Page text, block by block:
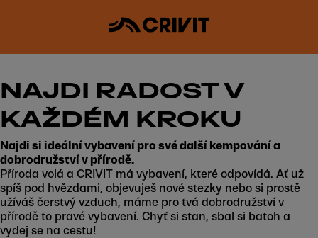
NAJDI RADOST V
KAŽDÉM KROKU
Najdi si ideální vybavení pro své další kempování a
dobrodružství v přírodě.
Příroda volá a CRIVIT má vybavení, které odpovídá. Ať už
spíš pod hvězdami, objevuješ nové stezky nebo si prostě
užíváš čerstvý vzduch, máme pro tvá dobrodružství v
přírodě to pravé vybavení. Chyť si stan, sbal si batoh a
vydej se na cestu!